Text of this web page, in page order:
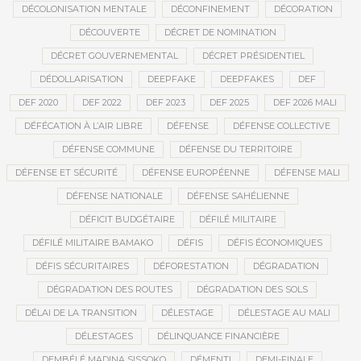
DÉCOLONISATION MENTALE DÉCONFINEMENT DÉCORATION
DÉCOUVERTE DÉCRET DE NOMINATION
DÉCRET GOUVERNEMENTAL DÉCRET PRÉSIDENTIEL
DÉDOLLARISATION DEEPFAKE DEEPFAKES DEF
DEF 2020 DEF 2022 DEF 2023 DEF 2025 DEF 2026 MALI
DÉFÉCATION À L’AIR LIBRE DÉFENSE DÉFENSE COLLECTIVE
DÉFENSE COMMUNE DÉFENSE DU TERRITOIRE
DÉFENSE ET SÉCURITÉ DÉFENSE EUROPÉENNE DÉFENSE MALI
DÉFENSE NATIONALE DÉFENSE SAHÉLIENNE
DÉFICIT BUDGÉTAIRE DÉFILÉ MILITAIRE
DÉFILÉ MILITAIRE BAMAKO DÉFIS DÉFIS ÉCONOMIQUES
DÉFIS SÉCURITAIRES DÉFORESTATION DÉGRADATION
DÉGRADATION DES ROUTES DÉGRADATION DES SOLS
DÉLAI DE LA TRANSITION DÉLESTAGE DÉLESTAGE AU MALI
DÉLESTAGES DÉLINQUANCE FINANCIÈRE